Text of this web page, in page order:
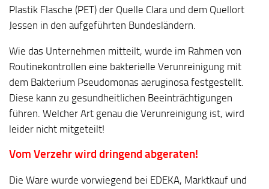
Plastik Flasche (PET) der Quelle Clara und dem Quellort
Jessen in den aufgeführten Bundesländern.
Wie das Unternehmen mitteilt, wurde im Rahmen von
Routinekontrollen eine bakterielle Verunreinigung mit
dem Bakterium Pseudomonas aeruginosa festgestellt.
Diese kann zu gesundheitlichen Beeinträchtigungen
führen. Welcher Art genau die Verunreinigung ist, wird
leider nicht mitgeteilt!
Vom Verzehr wird dringend abgeraten!
Die Ware wurde vorwiegend bei EDEKA, Marktkauf und